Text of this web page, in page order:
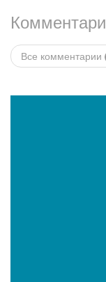
Все комментарии